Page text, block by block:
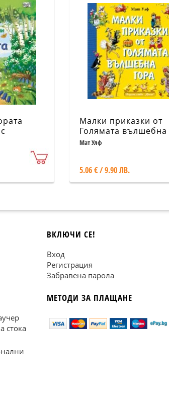
Малки приказки от
Голямата вълшебна
Мат Улф
5.06 € / 9.90 ЛВ.
стока
ВКЛЮЧИ СЕ!
Вход
Регистрация
Забравена парола
МЕТОДИ ЗА ПЛАЩАНЕ